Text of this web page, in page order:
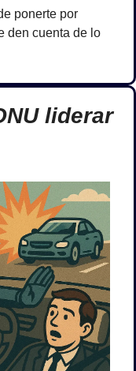
ponerte por
den cuenta de lo
liderar